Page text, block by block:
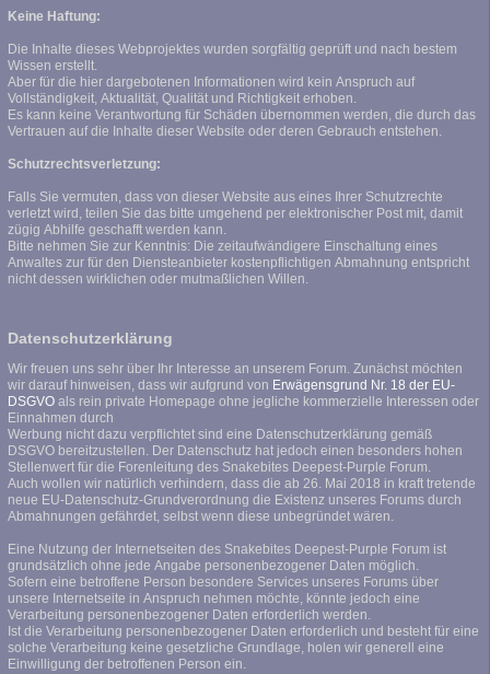
Keine Haftung:
Die Inhalte dieses Webprojektes wurden sorgfältig geprüft und nach bestem
Wissen erstellt.
Aber für die hier dargebotenen Informationen wird kein Anspruch auf
Vollständigkeit, Aktualität, Qualität und Richtigkeit erhoben.
Es kann keine Verantwortung für Schäden übernommen werden, die durch das
Vertrauen auf die Inhalte dieser Website oder deren Gebrauch entstehen.
Schutzrechtsverletzung:
Falls Sie vermuten, dass von dieser Website aus eines Ihrer Schutzrechte
verletzt wird, teilen Sie das bitte umgehend per elektronischer Post mit, damit
zügig Abhilfe geschafft werden kann.
Bitte nehmen Sie zur Kenntnis: Die zeitaufwändigere Einschaltung eines
Anwaltes zur für den Diensteanbieter kostenpflichtigen Abmahnung entspricht
nicht dessen wirklichen oder mutmaßlichen Willen.
Datenschutzerklärung
Wir freuen uns sehr über Ihr Interesse an unserem Forum. Zunächst möchten
wir darauf hinweisen, dass wir aufgrund von Erwägensgrund Nr. 18 der EU-
DSGVO als rein private Homepage ohne jegliche kommerzielle Interessen oder
Einnahmen durch
Werbung nicht dazu verpflichtet sind eine Datenschutzerklärung gemäß
DSGVO bereitzustellen. Der Datenschutz hat jedoch einen besonders hohen
Stellenwert für die Forenleitung des Snakebites Deepest-Purple Forum.
Auch wollen wir natürlich verhindern, dass die ab 26. Mai 2018 in kraft tretende
neue EU-Datenschutz-Grundverordnung die Existenz unseres Forums durch
Abmahnungen gefährdet, selbst wenn diese unbegründet wären.
Eine Nutzung der Internetseiten des Snakebites Deepest-Purple Forum ist
grundsätzlich ohne jede Angabe personenbezogener Daten möglich.
Sofern eine betroffene Person besondere Services unseres Forums über
unsere Internetseite in Anspruch nehmen möchte, könnte jedoch eine
Verarbeitung personenbezogener Daten erforderlich werden.
Ist die Verarbeitung personenbezogener Daten erforderlich und besteht für eine
solche Verarbeitung keine gesetzliche Grundlage, holen wir generell eine
Einwilligung der betroffenen Person ein.